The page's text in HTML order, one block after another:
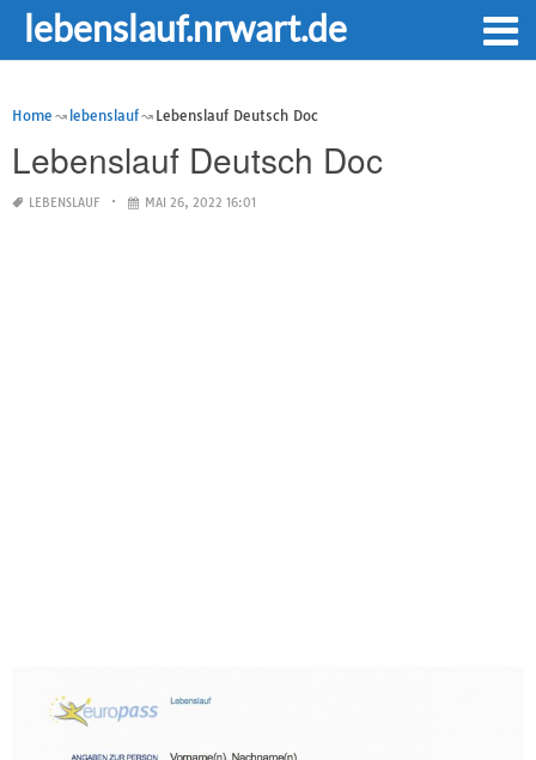
lebenslauf.nrwart.de
Home lebenslauf Lebenslauf Deutsch Doc
Lebenslauf Deutsch Doc
LEBENSLAUF MAI 26, 2022 16:01